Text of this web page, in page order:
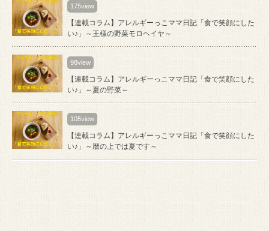
175view
【連載コラム】アレルギーっこママ日記「食で笑顔にした
い♪」～王様の野菜モロヘイヤ～
98view
【連載コラム】アレルギーっこママ日記「食で笑顔にした
い♪」～夏の野菜～
105view
【連載コラム】アレルギーっこママ日記「食で笑顔にした
い♪」～暦の上では夏です～